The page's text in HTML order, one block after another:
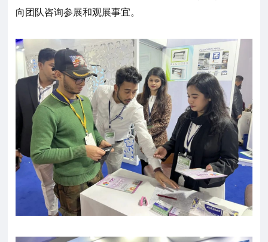
向团队咨询参展和观展事宜。